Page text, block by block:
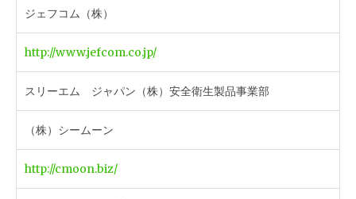
ジェフコム（株）
http://www.jefcom.co.jp/
スリーエム ジャパン（株）安全衛生製品事業部
（株）シームーン
http://cmoon.biz/